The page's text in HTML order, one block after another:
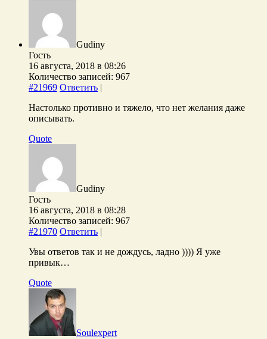
Gudiny
Гость
16 августа, 2018 в 08:26
Количество записей: 967
#21969 Ответить |
Настолько противно и тяжело, что нет желания даже
описывать.
Quote
Gudiny
Гость
16 августа, 2018 в 08:28
Количество записей: 967
#21970 Ответить |
Увы ответов так и не дождусь, ладно )))) Я уже
привык…
Quote
Soulexpert